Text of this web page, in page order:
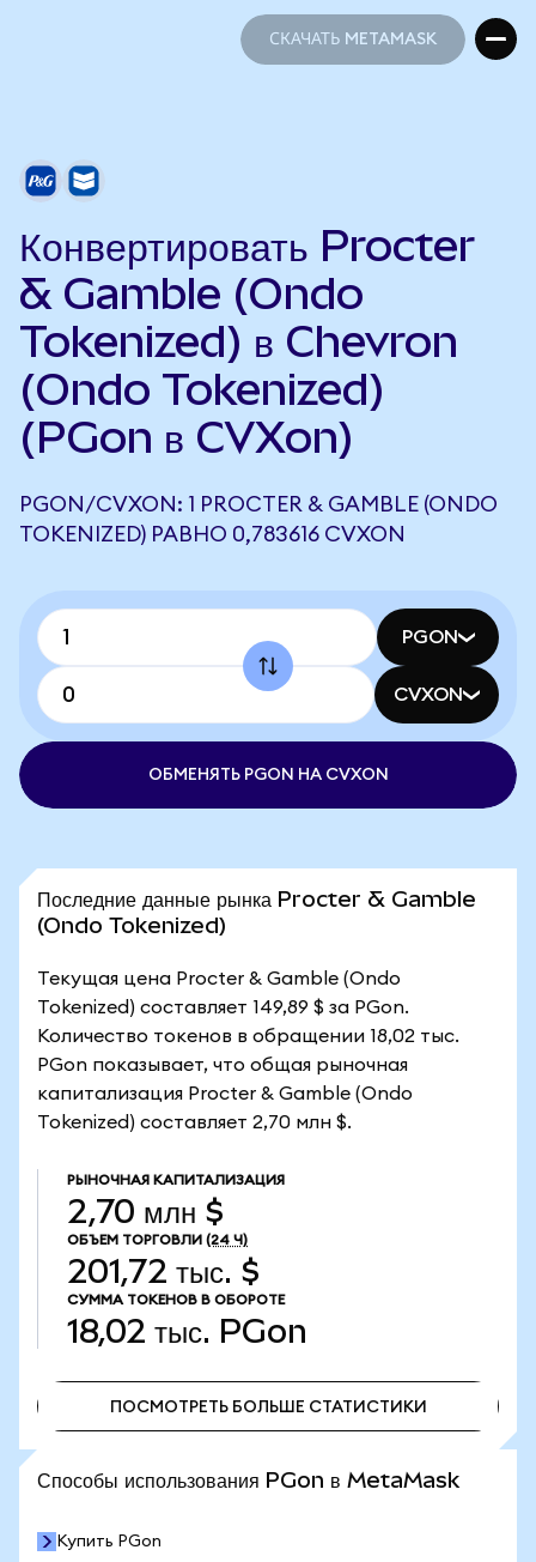
СКАЧАТЬ METAMASK
Конвертировать Procter
& Gamble (Ondo
Tokenized) в Chevron
(Ondo Tokenized)
(PGon в CVXon)
PGON/CVXON: 1 PROCTER & GAMBLE (ONDO
TOKENIZED) РАВНО 0,783616 CVXON
PGON
CVXON
ОБМЕНЯТЬ PGON НА CVXON
Последние данные рынка Procter & Gamble
(Ondo Tokenized)
Текущая цена Procter & Gamble (Ondo
Tokenized) составляет 149,89 $ за PGon.
Количество токенов в обращении 18,02 тыс.
PGon показывает, что общая рыночная
капитализация Procter & Gamble (Ondo
Tokenized) составляет 2,70 млн $.
РЫНОЧНАЯ КАПИТАЛИЗАЦИЯ
2,70 млн $
ОБЪЕМ ТОРГОВЛИ (24 Ч)
201,72 тыс. $
СУММА ТОКЕНОВ В ОБОРОТЕ
18,02 тыс. PGon
ПОСМОТРЕТЬ БОЛЬШЕ СТАТИСТИКИ
Способы использования PGon в MetaMask
Купить PGon